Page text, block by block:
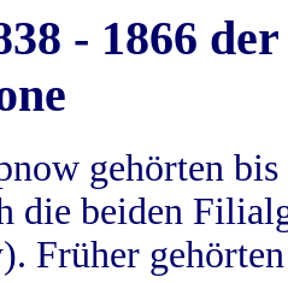
- 1866
gehörten
die beiden
Früher